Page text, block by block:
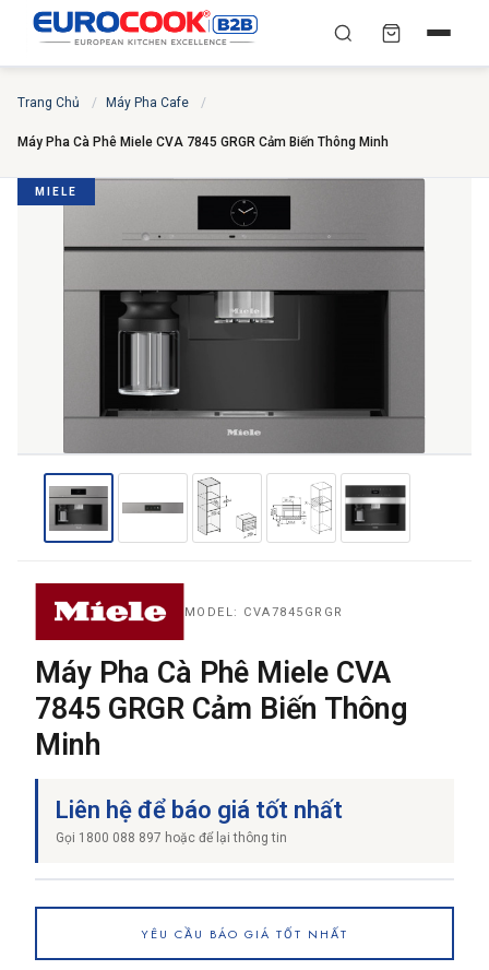
YÊU CẦU BÁO GIÁ TỐT
NHẤT
SỐ ĐIỆN THOẠI *
THÀNH PHỐ
Trang Chủ / Máy Pha Cafe /
Máy Pha Cà Phê Miele CVA 7845 GRGR Cảm Biến Thông Minh
MIELE
MODEL: CVA7845GRGR
Máy Pha Cà Phê Miele CVA
7845 GRGR Cảm Biến Thông
Minh
Liên hệ để báo giá tốt nhất
Gọi 1800 088 897 hoặc để lại thông tin
YÊU CẦU BÁO GIÁ TỐT NHẤT